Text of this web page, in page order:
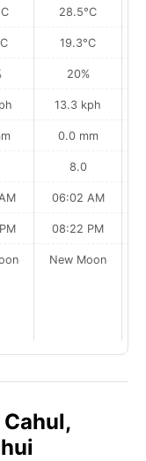
28.5°C
19.3°C
20%
13.3 kph
0.0 mm
8.0
06:02 AM
08:22 PM
New Moon